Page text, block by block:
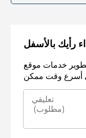
رأيك بالأسفل
خدمات موقع